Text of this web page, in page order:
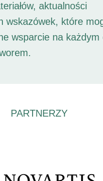
aktualności
wskazówek, które
wsparcie na każdym
PARTNERZY